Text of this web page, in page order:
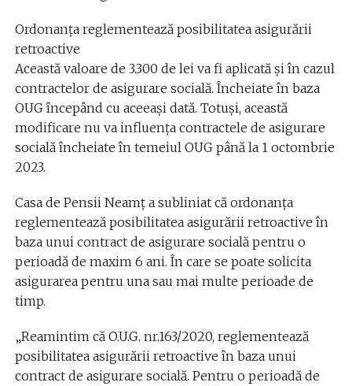
Ordonanța reglementează posibilitatea asigurării
retroactive
Această valoare de 3.300 de lei va fi aplicată și în cazul
contractelor de asigurare socială. Încheiate în baza
OUG începând cu aceeași dată. Totuși, această
modificare nu va influența contractele de asigurare
socială încheiate în temeiul OUG până la 1 octombrie
2023.
Casa de Pensii Neamț a subliniat că ordonanța
reglementează posibilitatea asigurării retroactive în
baza unui contract de asigurare socială pentru o
perioadă de maxim 6 ani. În care se poate solicita
asigurarea pentru una sau mai multe perioade de
timp.
„Reamintim că O.U.G. nr.163/2020, reglementează
posibilitatea asigurării retroactive în baza unui
contract de asigurare socială. Pentru o perioadă de